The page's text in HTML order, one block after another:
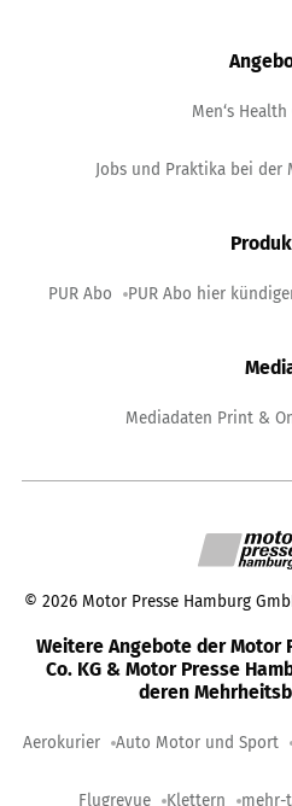
Men‘s Health
Jobs und Praktika bei der
PUR Abo PUR Abo hier
Mediadaten Print &
© 2026 Motor Presse Hamburg
Weitere Angebote der Motor
Co. KG & Motor Presse
deren
Aerokurier Auto Motor und Sport
Flugrevue Klettern mehr-